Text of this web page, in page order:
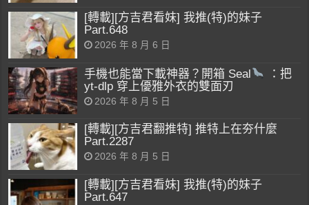
[轉載][方吉君看妹] 我推(特)的妹子
Part.648
2026 年 8 月 6 日
手機也能當下載神器？開箱 Seal
：把
yt-dlp 穿上優雅外衣的雙面刃
2026 年 8 月 5 日
[轉載][方吉君翻推特] 推特上在夯什麼
Part.2287
2026 年 8 月 5 日
[轉載][方吉君看妹] 我推(特)的妹子
Part.647